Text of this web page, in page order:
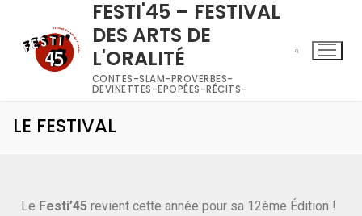
FESTI'45 – FESTIVAL
DES ARTS DE
L'ORALITÉ
CONTES-SLAM-PROVERBES-
DEVINETTES-EPOPÉES-RÉCITS-
LE FESTIVAL
Le Festi’45 revient cette année pour sa 12ème Édition !